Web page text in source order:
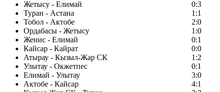
Жетысу - Елимай
0:3
Туран - Астана
1:1
Тобол - Актобе
2:0
Ордабасы - Жетысу
1:0
Женис - Елимай
0:1
Кайсар - Кайрат
0:0
Атырау - Кызыл-Жар СК
1:2
Улытау - Окжетпес
0:1
Елимай - Улытау
3:0
Актобе - Кайсар
4:1